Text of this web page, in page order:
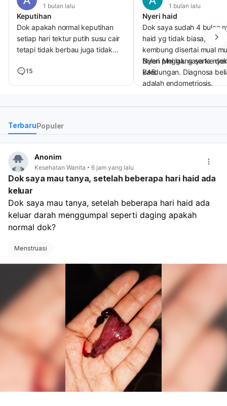
1 bulan lalu
Keputihan
Dok apakah normal keputihan
setiap hari tektur putih susu cair
tetapi tidak berbau juga tidak
15
1 bulan lalu
Nyeri haid
Dok saya sudah 4 bulan
haid yg tidak biasa, perut
kembung disertai mual
Nyeri pinggang serta
BAB.
Bulan Mei lalu saya ke
kandungan. Diagnosa
adalah endometriosis.
suami istri akan sakit?
TerbaruPopuler
Anonim
Kesehatan Wanita 6 jam yang lalu
Dok saya mau tanya, setelah beberapa hari haid ada
keluar
Dok saya mau tanya, setelah beberapa hari haid ada
keluar darah menggumpal seperti daging apakah
normal dok?
Menstruasi